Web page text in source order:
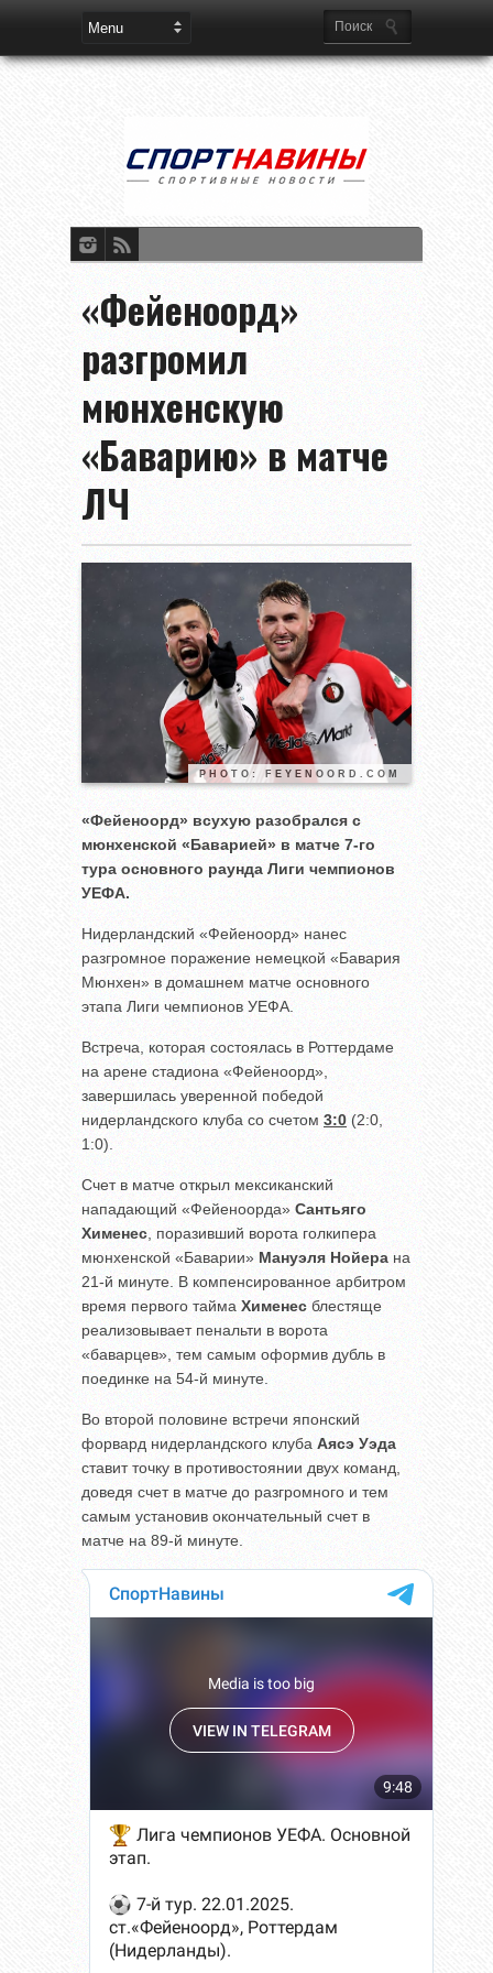
«Фейеноорд»
разгромил
мюнхенскую
«Баварию» в матче
ЛЧ
PHOTO: FEYENOORD.COM
«Фейеноорд» всухую разобрался с
мюнхенской «Баварией» в матче 7-го
тура основного раунда Лиги чемпионов
УЕФА.
Нидерландский «Фейеноорд» нанес
разгромное поражение немецкой «Бавария
Мюнхен» в домашнем матче основного
этапа Лиги чемпионов УЕФА.
Встреча, которая состоялась в Роттердаме
на арене стадиона «Фейеноорд»,
завершилась уверенной победой
нидерландского клуба со счетом 3:0 (2:0,
1:0).
Счет в матче открыл мексиканский
нападающий «Фейеноорда» Сантьяго
Хименес, поразивший ворота голкипера
мюнхенской «Баварии» Мануэля Нойера на
21-й минуте. В компенсированное арбитром
время первого тайма Хименес блестяще
реализовывает пенальти в ворота
«баварцев», тем самым оформив дубль в
поединке на 54-й минуте.
Во второй половине встречи японский
форвард нидерландского клуба Аясэ Уэда
ставит точку в противостоянии двух команд,
доведя счет в матче до разгромного и тем
самым установив окончательный счет в
матче на 89-й минуте.